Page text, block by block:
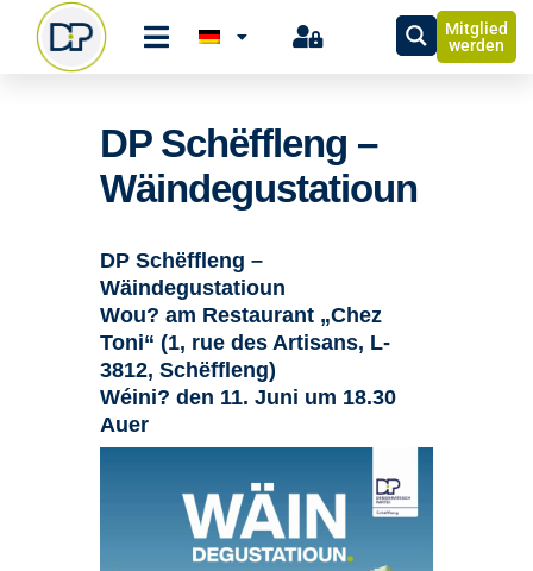
Mitglied
werden
DP Schëffleng –
Wäindegustatioun
DP Schëffleng –
Wäindegustatioun
Wou? am Restaurant „Chez
Toni“ (1, rue des Artisans, L-
3812, Schëffleng)
Wéini? den 11. Juni um 18.30
Auer